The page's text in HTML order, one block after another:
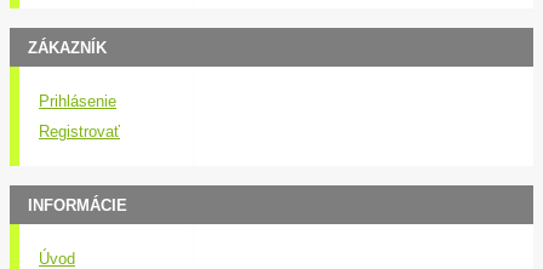
ZÁKAZNÍK
Prihlásenie
Registrovať
INFORMÁCIE
Úvod